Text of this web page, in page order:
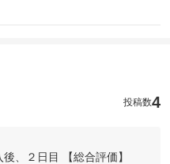
投稿数4
後、２日目 【総合評価】